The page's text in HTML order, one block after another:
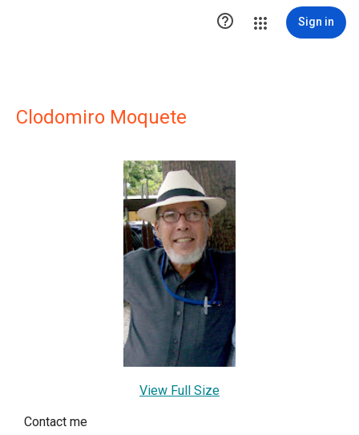
 Sign in
Clodomiro Moquete
View Full Size
Contact me